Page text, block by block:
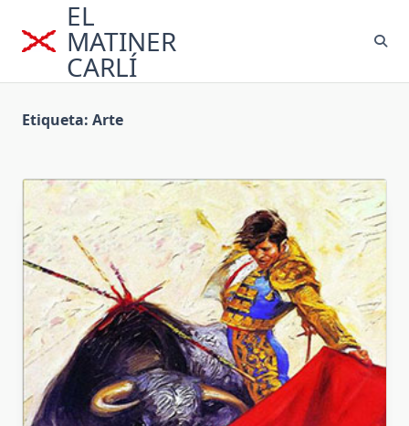
contenido
EL
MATINER
CARLÍ
Etiqueta: Arte